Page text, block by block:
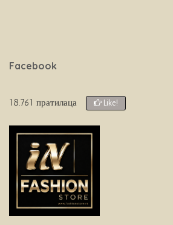
Facebook
18.761 пратилаца Like!